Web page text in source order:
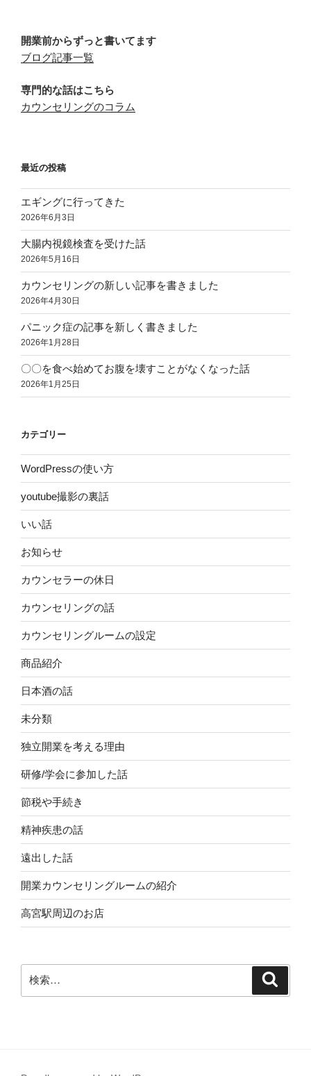
ン
開業前からずっと書いてます
ブログ記事一覧
専門的な話はこちら
カウンセリングのコラム
最近の投稿
エギングに行ってきた
2026年6月3日
大腸内視鏡検査を受けた話
2026年5月16日
カウンセリングの新しい記事を書きました
2026年4月30日
パニック症の記事を新しく書きました
2026年1月28日
〇〇を食べ始めてお腹を壊すことがなくなった話
2026年1月25日
カテゴリー
WordPressの使い方
youtube撮影の裏話
いい話
お知らせ
カウンセラーの休日
カウンセリングの話
カウンセリングルームの設定
商品紹介
日本酒の話
未分類
独立開業を考える理由
研修/学会に参加した話
節税や手続き
精神疾患の話
遠出した話
開業カウンセリングルームの紹介
高宮駅周辺のお店
索: